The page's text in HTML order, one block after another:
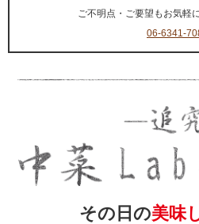
ご不明点・ご要望もお気軽
06-6341-
その日の美味